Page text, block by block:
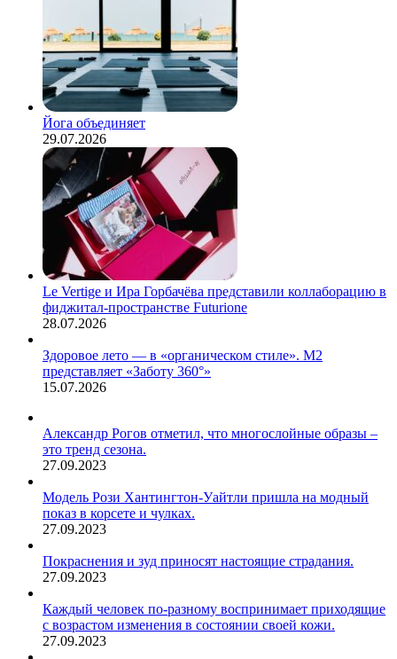
Йога объединяет
29.07.2026
Le Vertige и Ира Горбачёва представили коллаборацию в
фиджитал-пространстве Futurione
28.07.2026
Здоровое лето — в «органическом стиле». М2
представляет «Заботу 360°»
15.07.2026
Александр Рогов отметил, что многослойные образы –
это тренд сезона.
27.09.2023
Модель Рози Хантингтон-Уайтли пришла на модный
показ в корсете и чулках.
27.09.2023
Покраснения и зуд приносят настоящие страдания.
27.09.2023
Каждый человек по-разному воспринимает приходящие
с возрастом изменения в состоянии своей кожи.
27.09.2023